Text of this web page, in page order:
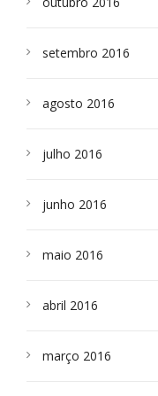
setembro 2016
agosto 2016
julho 2016
junho 2016
maio 2016
abril 2016
março 2016